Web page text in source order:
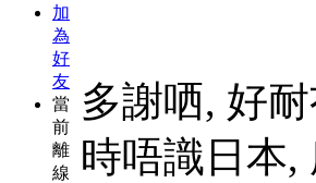
加
為
好
友
當
前
離
線
多謝哂, 好
時唔識日本,